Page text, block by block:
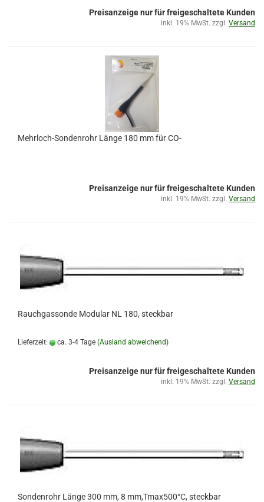
Preisanzeige nur für freigeschaltete Kunden
inkl. 19% MwSt. zzgl. Versand
Mehrloch-Sondenrohr Länge 180 mm für CO-
Preisanzeige nur für freigeschaltete Kunden
inkl. 19% MwSt. zzgl. Versand
Rauchgassonde Modular NL 180, steckbar
Lieferzeit: ca. 3-4 Tage (Ausland abweichend)
Preisanzeige nur für freigeschaltete Kunden
inkl. 19% MwSt. zzgl. Versand
Sondenrohr Länge 300 mm, 8 mm,Tmax500°C, steckbar